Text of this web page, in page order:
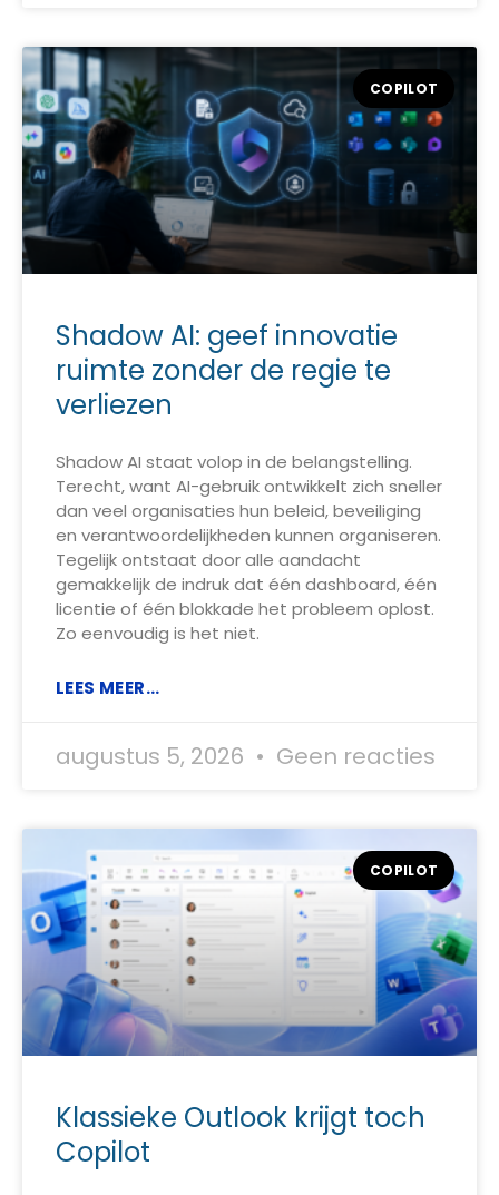
COPILOT
Shadow AI: geef innovatie
ruimte zonder de regie te
verliezen
Shadow AI staat volop in de belangstelling.
Terecht, want AI-gebruik ontwikkelt zich sneller
dan veel organisaties hun beleid, beveiliging
en verantwoordelijkheden kunnen organiseren.
Tegelijk ontstaat door alle aandacht
gemakkelijk de indruk dat één dashboard, één
licentie of één blokkade het probleem oplost.
Zo eenvoudig is het niet.
LEES MEER...
augustus 5, 2026 Geen reacties
COPILOT
Klassieke Outlook krijgt toch
Copilot